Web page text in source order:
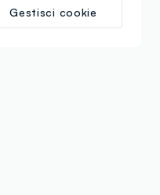
Gestisci cookie